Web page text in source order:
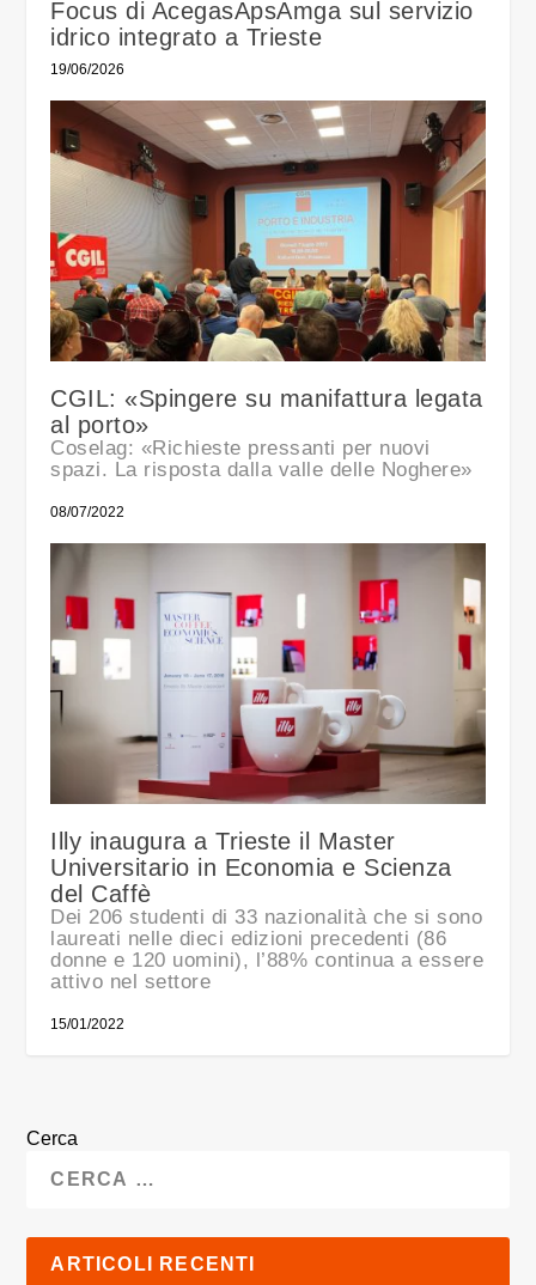
Focus di AcegasApsAmga sul servizio
idrico integrato a Trieste
19/06/2026
CGIL: «Spingere su manifattura legata
al porto»
Coselag: «Richieste pressanti per nuovi
spazi. La risposta dalla valle delle Noghere»
08/07/2022
Illy inaugura a Trieste il Master
Universitario in Economia e Scienza
del Caffè
Dei 206 studenti di 33 nazionalità che si sono
laureati nelle dieci edizioni precedenti (86
donne e 120 uomini), l’88% continua a essere
attivo nel settore
15/01/2022
Cerca
ARTICOLI RECENTI